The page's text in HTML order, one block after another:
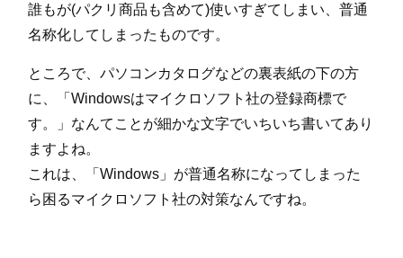
誰もが(パクリ商品も含めて)使いすぎてしまい、普通
名称化してしまったものです。
ところで、パソコンカタログなどの裏表紙の下の方
に、「Windowsはマイクロソフト社の登録商標で
す。」なんてことが細かな文字でいちいち書いてあり
ますよね。
これは、「Windows」が普通名称になってしまった
ら困るマイクロソフト社の対策なんですね。